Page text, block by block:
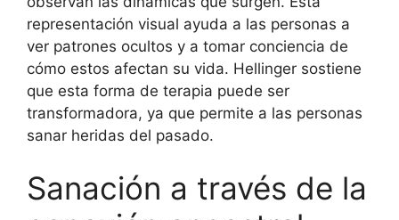
representación visual ayuda a las personas a
ver patrones ocultos y a tomar conciencia de
cómo estos afectan su vida. Hellinger sostiene
que esta forma de terapia puede ser
transformadora, ya que permite a las personas
sanar heridas del pasado.
Sanación a través de la